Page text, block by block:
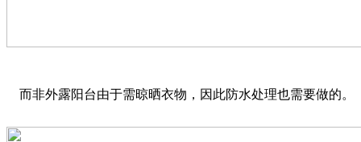
而非外露阳台由于需晾晒衣物，因此防水处理也需要做的。